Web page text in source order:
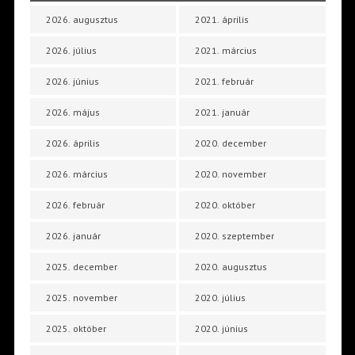
2026. augusztus
2026. július
2026. június
2026. május
2026. április
2026. március
2026. február
2026. január
2025. december
2025. november
2025. október
2021. április
2021. március
2021. február
2021. január
2020. december
2020. november
2020. október
2020. szeptember
2020. augusztus
2020. július
2020. június